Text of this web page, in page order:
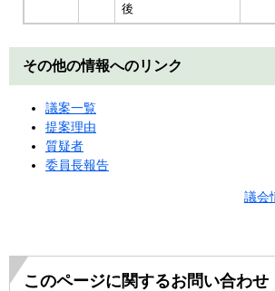
後
その他の情報へのリンク
議案一覧
提案理由
質疑者
委員長報告
議会
このページに関するお問い合わせ